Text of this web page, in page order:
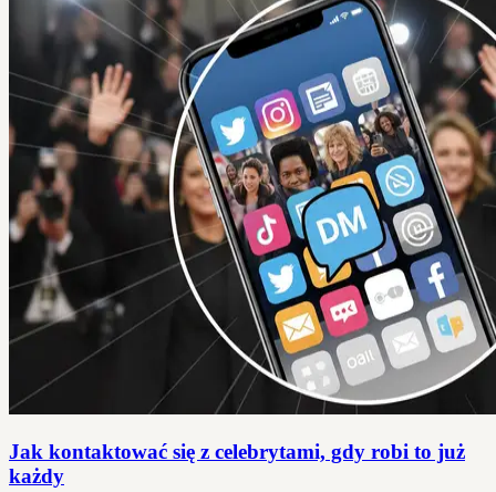
Jak kontaktować się z celebrytami, gdy robi to już
każdy